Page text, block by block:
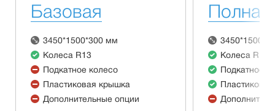
Базовая
3450*1500*300 мм
Колеса R13
Подкатное колесо
Пластиковая крышка
Дополнительные опции
Полная
Колеса R13
Подкатное